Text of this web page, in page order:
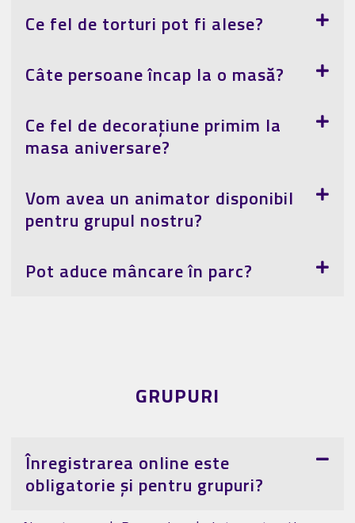
Ce fel de torturi pot fi alese?
Câte persoane încap la o masă?
Ce fel de decorațiune primim la
masa aniversare?
Vom avea un animator disponibil
pentru grupul nostru?
Pot aduce mâncare în parc?
GRUPURI
Înregistrarea online este
obligatorie și pentru grupuri?